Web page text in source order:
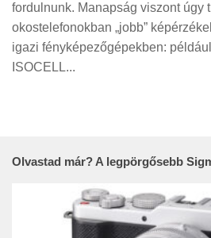
fordulnunk. Manapság viszont úgy
okostelefonokban „jobb”
igazi fényképezőgépekben:
ISOCELL...
Olvastad már? A legpörgősebb